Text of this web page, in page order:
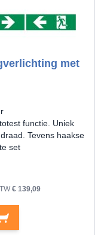
met
functie. Uniek
Tevens haakse
set
€ 139,09